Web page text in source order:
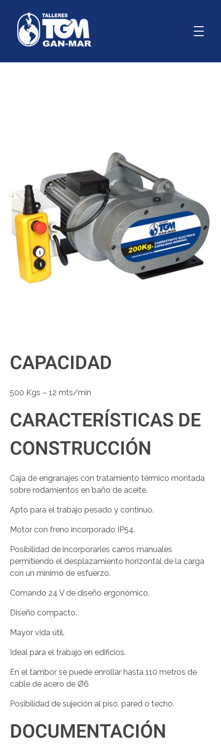
CAPACIDAD
500 Kgs – 12 mts/min
CARACTERÍSTICAS DE
CONSTRUCCIÓN
Caja de engranajes con tratamiento térmico montada
sobre rodamientos en baño de aceite.
Apto para el trabajo pesado y continuo.
Motor con freno incorporado IP54.
Posibilidad de incorporarles carros manuales
permitiendo el desplazamiento horizontal de la carga
con un mínimo de esfuerzo.
Comando 24 Vde diseño ergonómico.
Diseño compacto.
Mayor vida útil.
Ideal para el trabajo en edificios.
En el tambor se puede enrollar hasta 110 metros de
cable de acero de Ø6
Posibilidad de sujeción al piso, pared o techo.
DOCUMENTACIÓN